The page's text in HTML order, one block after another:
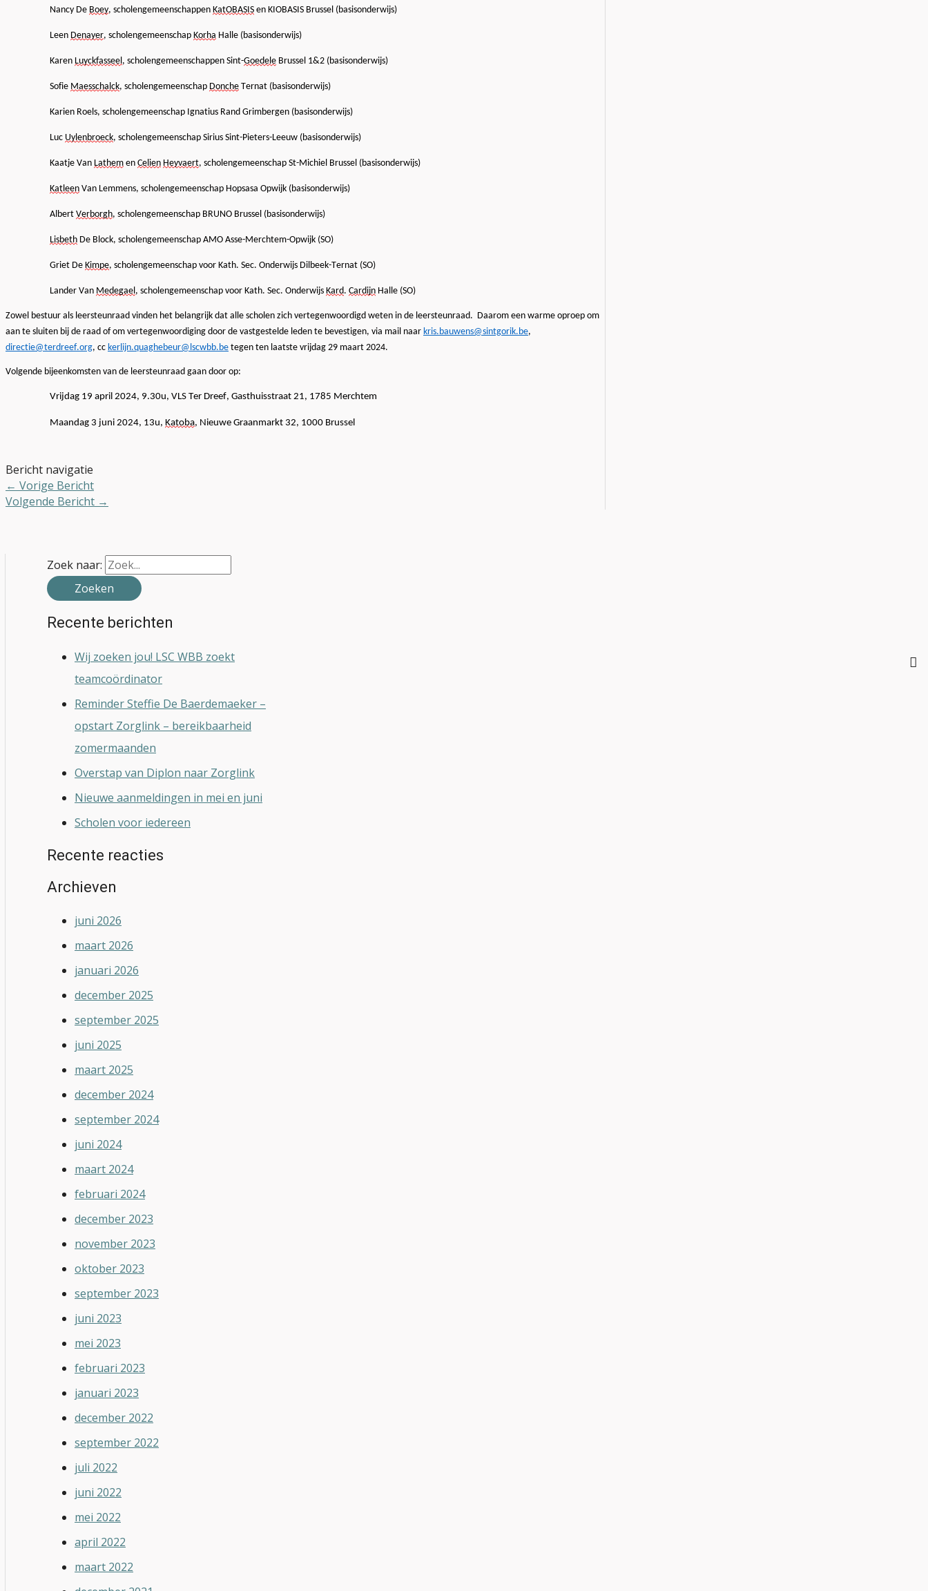
Nancy De Boey, scholengemeenschappen KatOBASIS en KIOBASIS Brussel (basisonderwijs)
Leen Denayer, scholengemeenschap Korha Halle (basisonderwijs)
Karen Luyckfasseel , scholengemeenschappen Sint-Goedele Brussel 1&2 (basisonderwijs)
Sofie Maesschalck, scholengemeenschap Donche Ternat (basisonderwijs)
Karien Roels, scholengemeenschap Ignatius Rand Grimbergen (basisonderwijs)
Luc Uylenbroeck, scholengemeenschap Sirius Sint-Pieters-Leeuw (basisonderwijs)
Kaatje Van Lathem en Celien Heyvaert, scholengemeenschap St-Michiel Brussel (basisonderwijs)
Katleen Van Lemmens, scholengemeenschap Hopsasa Opwijk (basisonderwijs)
Albert Verborgh, scholengemeenschap BRUNO Brussel (basisonderwijs)
Lisbeth De Block, scholengemeenschap AMO Asse-Merchtem-Opwijk (SO)
Griet De Kimpe, scholengemeenschap voor Kath. Sec. Onderwijs Dilbeek-Ternat (SO)
Lander Van Medegael , scholengemeenschap voor Kath. Sec. Onderwijs Kard. Cardijn Halle (SO)
Zowel bestuur als leersteunraad vinden het belangrijk dat alle scholen zich vertegenwoordigd weten in de leersteunraad. Daarom een warme oproep om
aan te sluiten bij de raad of om vertegenwoordiging door de vastgestelde leden te bevestigen, via mail naar kris.bauwens@sintgorik.be,
directie@terdreef.org, cc kerlijn.quaghebeur@lscwbb.be tegen ten laatste vrijdag 29 maart 2024.
Volgende bijeenkomsten van de leersteunraad gaan door op:
Vrijdag 19 april 2024, 9.30u, VLS Ter Dreef, Gasthuisstraat 21, 1785 Merchtem
Maandag 3 juni 2024, 13u, Katoba, Nieuwe Graanmarkt 32, 1000 Brussel
Bericht navigatie
← Vorige Bericht
Volgende Bericht →
Zoek naar:
Recente berichten
Wij zoeken jou! LSC WBB zoekt
teamcoördinator
Reminder Steffie De Baerdemaeker –
opstart Zorglink – bereikbaarheid
zomermaanden
Overstap van Diplon naar Zorglink
Nieuwe aanmeldingen in mei en juni
Scholen voor iedereen
Recente reacties
Archieven
juni 2026
maart 2026
januari 2026
december 2025
september 2025
juni 2025
maart 2025
december 2024
september 2024
juni 2024
maart 2024
februari 2024
december 2023
november 2023
oktober 2023
september 2023
juni 2023
mei 2023
februari 2023
januari 2023
december 2022
september 2022
juli 2022
juni 2022
mei 2022
april 2022
maart 2022